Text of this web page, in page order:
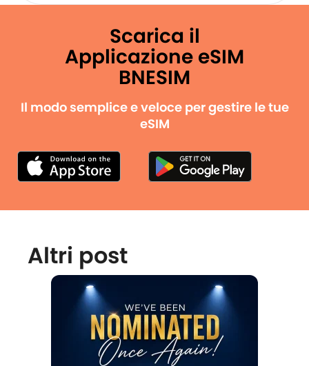
Scarica il
Applicazione eSIM
BNESIM
Il modo semplice e veloce per gestire le tue
eSIM
Altri post